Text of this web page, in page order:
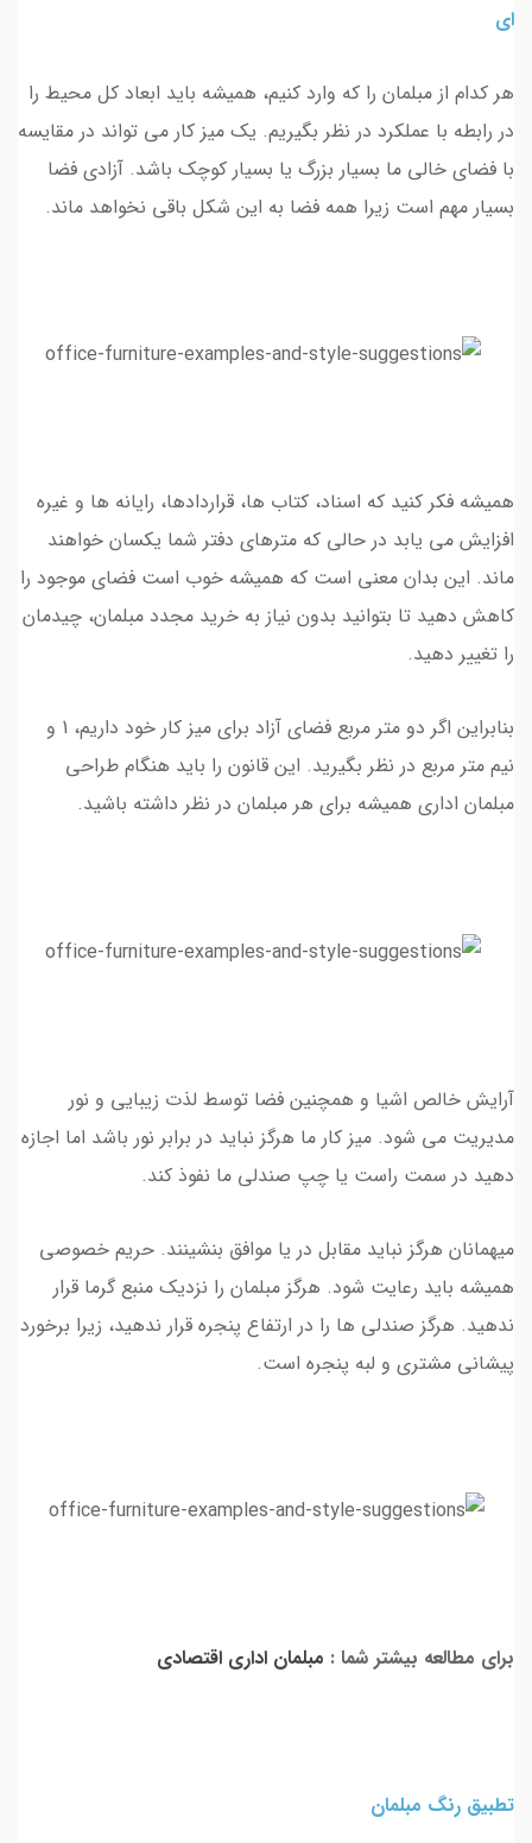
ای
هر کدام از مبلمان را که وارد کنیم، همیشه باید ابعاد کل محیط را
در رابطه با عملکرد در نظر بگیریم. یک میز کار می تواند در مقایسه
با فضای خالی ما بسیار بزرگ یا بسیار کوچک باشد. آزادی فضا
بسیار مهم است زیرا همه فضا به این شکل باقی نخواهد ماند.
همیشه فکر کنید که اسناد، کتاب ها، قراردادها، رایانه ها و غیره
افزایش می یابد در حالی که مترهای دفتر شما یکسان خواهند
ماند. این بدان معنی است که همیشه خوب است فضای موجود را
کاهش دهید تا بتوانید بدون نیاز به خرید مجدد مبلمان، چیدمان
را تغییر دهید.
بنابراین اگر دو متر مربع فضای آزاد برای میز کار خود داریم، 1 و
نیم متر مربع در نظر بگیرید. این قانون را باید هنگام طراحی
مبلمان اداری همیشه برای هر مبلمان در نظر داشته باشید.
آرایش خالص اشیا و همچنین فضا توسط لذت زیبایی و نور
مدیریت می شود. میز کار ما هرگز نباید در برابر نور باشد اما اجازه
دهید در سمت راست یا چپ صندلی ما نفوذ کند.
میهمانان هرگز نباید مقابل در یا موافق بنشینند. حریم خصوصی
همیشه باید رعایت شود. هرگز مبلمان را نزدیک منبع گرما قرار
ندهید. هرگز صندلی ها را در ارتفاع پنجره قرار ندهید، زیرا برخورد
پیشانی مشتری و لبه پنجره است.
برای مطالعه بیشتر شما : مبلمان اداری اقتصادی
تطبیق رنگ مبلمان